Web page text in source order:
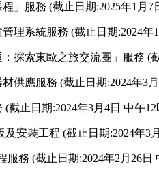
」服務 (截止日期:2025年1月7
理系統服務 (截止日期:2024年
：探索東歐之旅交流團」服務 (
供應服務 (截止日期:2024年3
截止日期:2024年3月4日 中午12
及安裝工程 (截止日期:2024年3
服務 (截止日期:2024年2月26日